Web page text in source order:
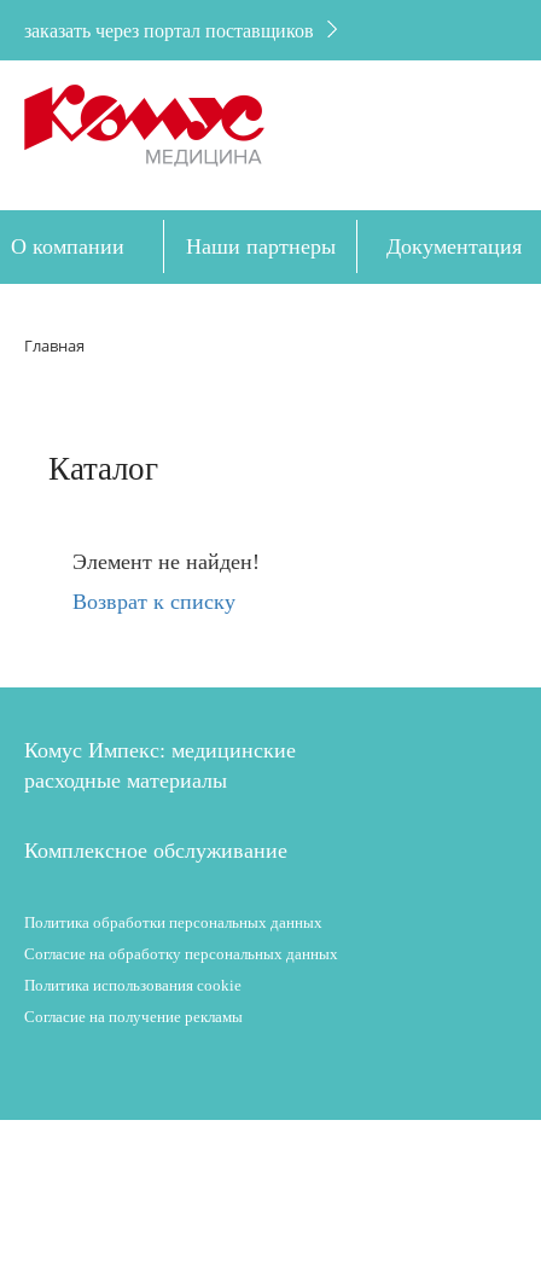
заказать через портал поставщиков
О компании Наши партнеры Документация
Главная
Каталог
Элемент не найден!
Возврат к списку
Комус Импекс: медицинские
расходные материалы
Комплексное обслуживание
Политика обработки персональных данных
Согласие на обработку персональных данных
Политика использования cookie
Согласие на получение рекламы